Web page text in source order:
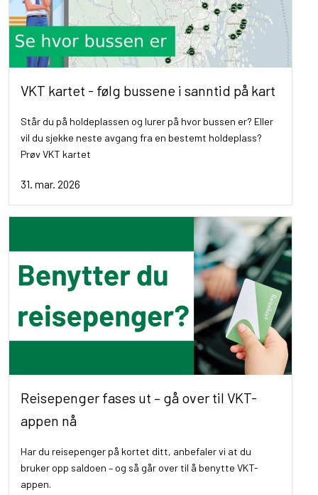
VKT kartet - følg bussene i sanntid på kart
Står du på holdeplassen og lurer på hvor bussen er? Eller
vil du sjekke neste avgang fra en bestemt holdeplass?
Prøv VKT kartet
31. mar. 2026
Reisepenger fases ut – gå over til VKT-
appen nå
Har du reisepenger på kortet ditt, anbefaler vi at du
bruker opp saldoen – og så går over til å benytte VKT-
appen.